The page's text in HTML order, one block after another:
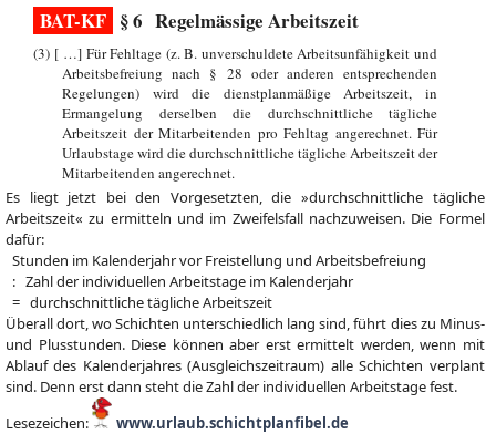
BAT-KF § 6 Regelmässige Arbeitszeit
(3) [ …] Für Fehltage (z. B. unverschuldete Arbeitsunfähigkeit und
Arbeitsbefreiung nach § 28 oder anderen entsprechenden
Regelungen) wird die dienstplanmäßige Arbeitszeit, in
Ermangelung derselben die durchschnittliche tägliche
Arbeitszeit der Mitarbeitenden pro Fehltag angerechnet. Für
Urlaubstage wird die durchschnittliche tägliche Arbeitszeit der
Mitarbeitenden angerechnet.
Es liegt jetzt bei den Vorgesetzten, die »durchschnittliche tägliche
Arbeitszeit« zu ermitteln und im Zweifelsfall nachzuweisen. Die Formel
dafür:
Stunden im Kalenderjahr vor Freistellung und Arbeitsbefreiung
: Zahl der individuellen Arbeitstage im Kalenderjahr
= durchschnittliche tägliche Arbeitszeit
Überall dort, wo Schichten unterschiedlich lang sind, führt dies zu Minus-
und Plusstunden. Diese können aber erst ermittelt werden, wenn mit
Ablauf des Kalenderjahres (Ausgleichszeitraum) alle Schichten verplant
sind. Denn erst dann steht die Zahl der individuellen Arbeitstage fest.
Lesezeichen:
www.urlaub.schichtplanfibel.de